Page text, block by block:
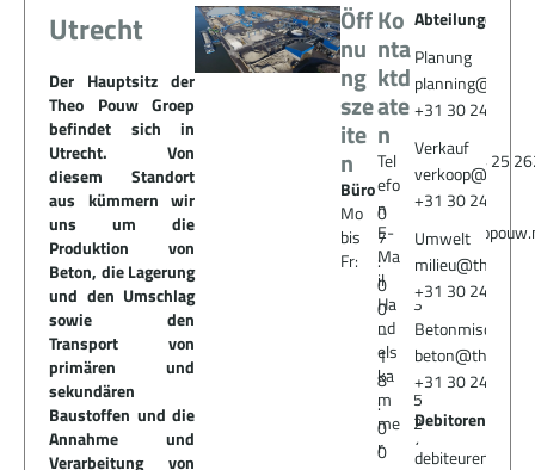
Utrecht
Der Hauptsitz der
Theo Pouw Groep
befindet sich in
Utrecht. Von
diesem Standort
aus kümmern wir
uns um die
Produktion von
Beton, die Lagerung
und den Umschlag
sowie den
Transport von
primären und
sekundären
Baustoffen und die
Annahme und
Verarbeitung von
Öff
nu
ng
sze
ite
n
Büro
Mo
bis
Fr:
0
7
:
0
0
–
1
8
:
0
0
Ko
nta
ktd
ate
n
Tel
efo
n
+31 30 24 25
E-
Ma
il
Ha
nd
els
ka
m
me
r
3
0
0
6
5
2
4
Abteilungen
Planung
+31 30 24 25
Verkauf
+31 30 24 25
Umwelt
+31 30 24 25
+31 30 24 25